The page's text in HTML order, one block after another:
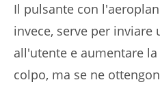
Il pulsante con
invece, serve per inviare
all'utente e aumentare
colpo, ma se ne